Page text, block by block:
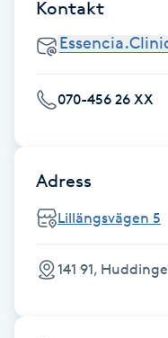
Gravidmassage
Gravidyoga
Gruppträning
Hatha Yoga
Headspa
Kontakt
070-456 26 XX
Adress
Lillängsvägen 5
141 91, Huddinge